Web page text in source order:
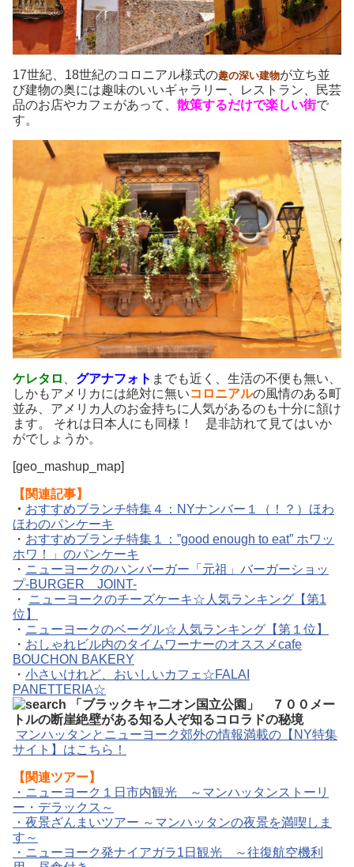
17世紀、18世紀のコロニアル様式の趣の深い建物が立ち並
び建物の奥には趣味のいいギャラリー、レストラン、民芸
品のお店やカフェがあって、 散策するだけで楽しい街で
す。
ケレタロ グアナフォト までも近く、生活の不便も無い、
しかもアメリカには絶対に無いコロニアルの風情のある町
並み、アメリカ人のお金持ちに人気があるのも十分に頷け
ます。 それは日本人にも同様！ 是非訪れて見てはいか
がでしょうか。
[geo_mashup_map]
【関連記事】
・ おすすめブランチ特集４：NYナンバー１（！？）ほわ
ほわのパンケーキ
・ おすすめブランチ特集１：”good enough to eat” ホワッ
ホワ！」のパンケーキ
・ ニューヨークのハンバーガー「元祖」バーガーショッ
プ-BURGER JOINT-
・ ニューヨークのチーズケーキ☆人気ランキング【第1
位】
・ ニューヨークのベーグル☆人気ランキング【第１位】
・ おしゃれビル内のタイムワーナーのオススメcafe
BOUCHON BAKERY
・ 小さいけれど、おいしいカフェ☆FALAI
PANETTERIA☆
マンハッタンとニューヨーク郊外の情報満載の【NY特集
サイト】はこちら！
【関連ツアー】
・ ニューヨーク１日市内観光 ～マンハッタンストーリ
ー・デラックス～
・ 夜景ざんまいツアー ～マンハッタンの夜景を満喫しま
す～
・ ニューヨーク発ナイアガラ1日観光 ～往復航空機利